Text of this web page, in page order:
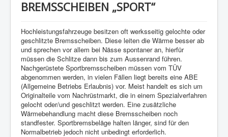
BREMSSCHEIBEN „SPORT“
Hochleistungsfahrzeuge besitzen oft werksseitig gelochte oder
geschlitzte Bremsscheiben. Diese leiten die Wärme besser ab
und sprechen vor allem bei Nässe spontaner an, hierfür
müssen die Schlitze dann bis zum Aussenrand führen.
Nachgerüstete Sportbremsscheiben müssen vom TÜV
abgenommen werden, in vielen Fällen liegt bereits eine ABE
(Allgemeine Betriebs Erlaubnis) vor. Meist handelt es sich um
Originalteile vom Nachrüstmarkt, die in einem Spezialverfahren
gelocht oder/und geschlitzt werden. Eine zusätzliche
Wärmebehandlung macht diese Bremsscheiben noch
standfester. Sportbremsbeläge halten länger, sind für den
Normalbetrieb jedoch nicht unbedingt erforderlich.